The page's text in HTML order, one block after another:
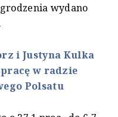
wydano
i Justyna Kulka
w radzie
Polsatu